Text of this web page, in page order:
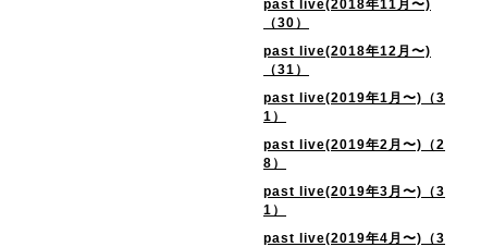
past live(2018年11月〜)
（30）
past live(2018年12月〜)
（31）
past live(2019年1月〜)（3
1）
past live(2019年2月〜)（2
8）
past live(2019年3月〜)（3
1）
past live(2019年4月〜)（3